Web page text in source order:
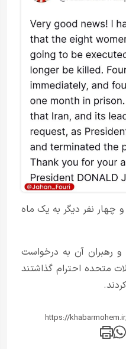
و چهار نفر دیگر به یک ماه
و رهبران آن به درخواست
متحده احترام گذاشتند